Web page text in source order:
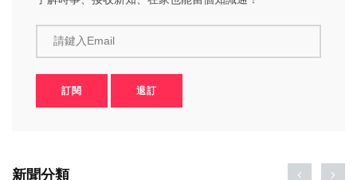
請鍵入Email
訂閱 退訂
新聞分類